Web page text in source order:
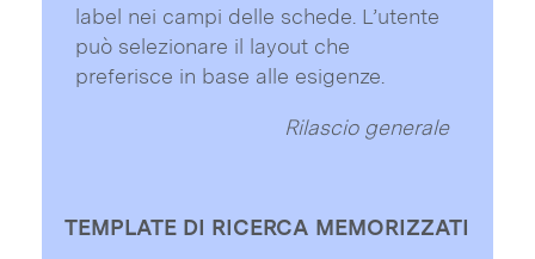
label nei campi delle schede. L’utente
può selezionare il layout che
preferisce in base alle esigenze.
Rilascio generale
TEMPLATE DI RICERCA MEMORIZZATI